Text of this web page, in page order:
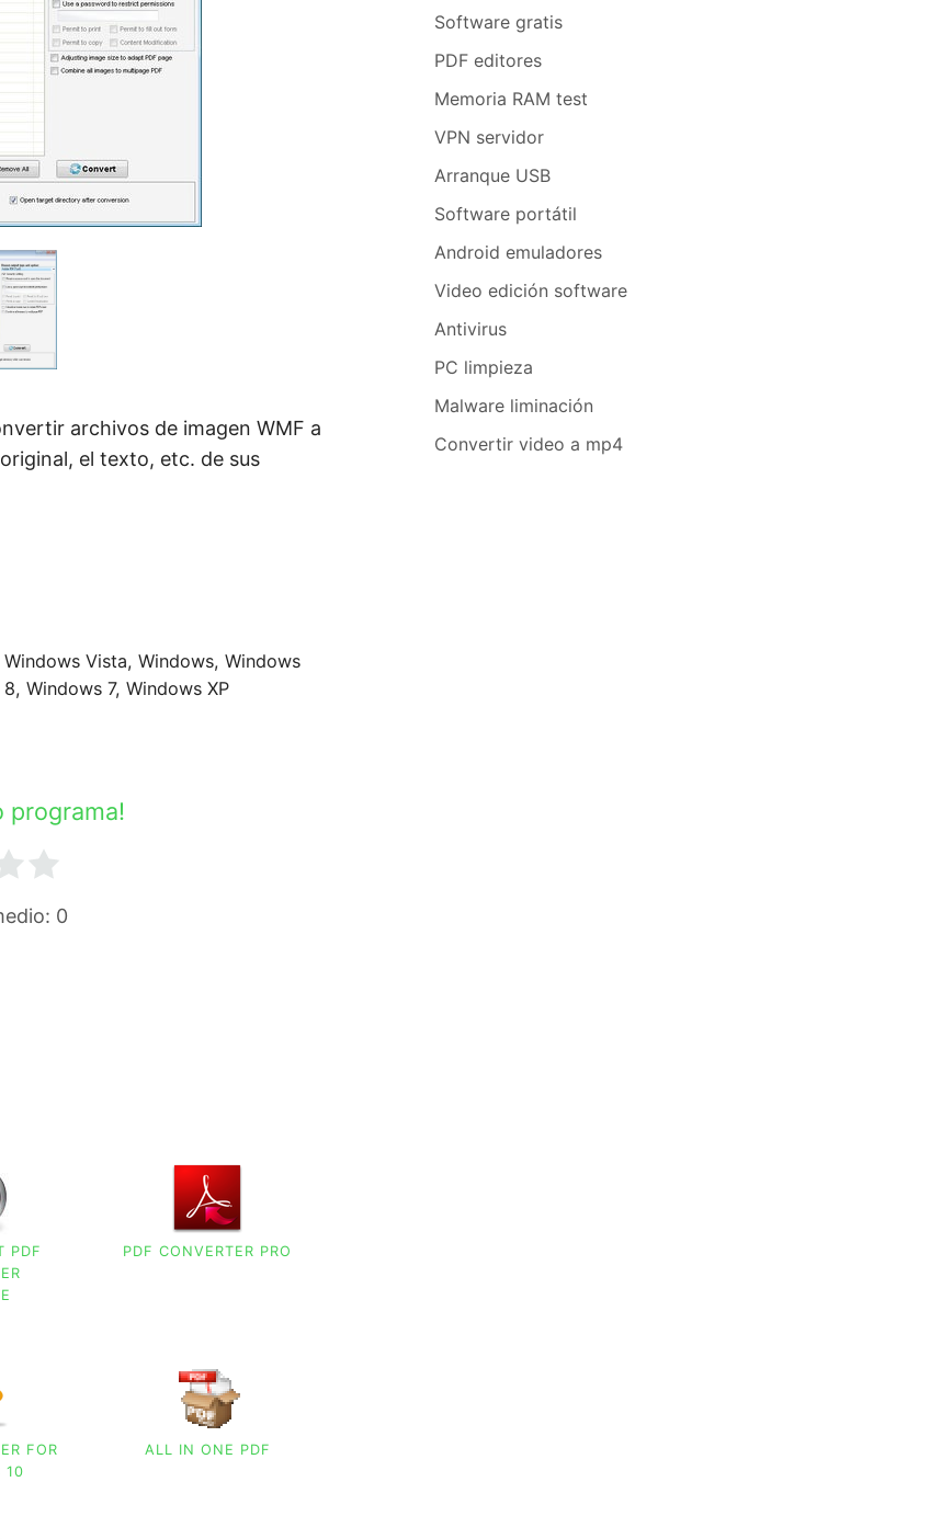
archivos de imagen WMF a
el texto, etc. de sus
Vista, Windows, Windows
Windows 7, Windows XP
programa!
0
PDF
PDF CONVERTER PRO
FOR
10
ALL IN ONE PDF
Software gratis
PDF editores
Memoria RAM test
VPN servidor
Arranque USB
Software portátil
Android emuladores
Video edición software
Antivirus
PC limpieza
Malware liminación
Convertir video a mp4